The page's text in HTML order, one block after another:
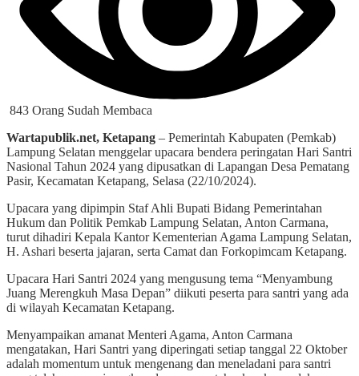
843 Orang Sudah Membaca
Wartapublik.net, Ketapang – Pemerintah Kabupaten (Pemkab)
Lampung Selatan menggelar upacara bendera peringatan Hari Santri
Nasional Tahun 2024 yang dipusatkan di Lapangan Desa Pematang
Pasir, Kecamatan Ketapang, Selasa (22/10/2024).
Upacara yang dipimpin Staf Ahli Bupati Bidang Pemerintahan
Hukum dan Politik Pemkab Lampung Selatan, Anton Carmana,
turut dihadiri Kepala Kantor Kementerian Agama Lampung Selatan,
H. Ashari beserta jajaran, serta Camat dan Forkopimcam Ketapang.
Upacara Hari Santri 2024 yang mengusung tema “Menyambung
Juang Merengkuh Masa Depan” diikuti peserta para santri yang ada
di wilayah Kecamatan Ketapang.
Menyampaikan amanat Menteri Agama, Anton Carmana
mengatakan, Hari Santri yang diperingati setiap tanggal 22 Oktober
adalah momentum untuk mengenang dan meneladani para santri